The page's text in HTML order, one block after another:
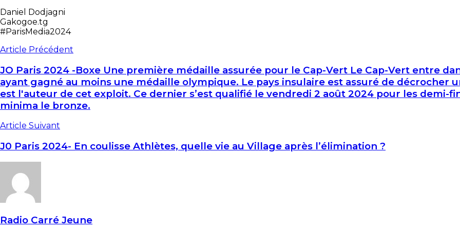
Daniel Dodjagni
Gakogoe.tg
#ParisMedia2024
Article Précédent
JO Paris 2024 -Boxe Une première médaille assurée pour le Cap-Vert Le Cap-Vert entre
ayant gagné au moins une médaille olympique. Le pays insulaire est assuré de décrocher
est l'auteur de cet exploit. Ce dernier s’est qualifié le vendredi 2 août 2024 pour les demi-
minima le bronze.
Article Suivant
J0 Paris 2024- En coulisse Athlètes, quelle vie au Village après l’élimination ?
Radio Carré Jeune